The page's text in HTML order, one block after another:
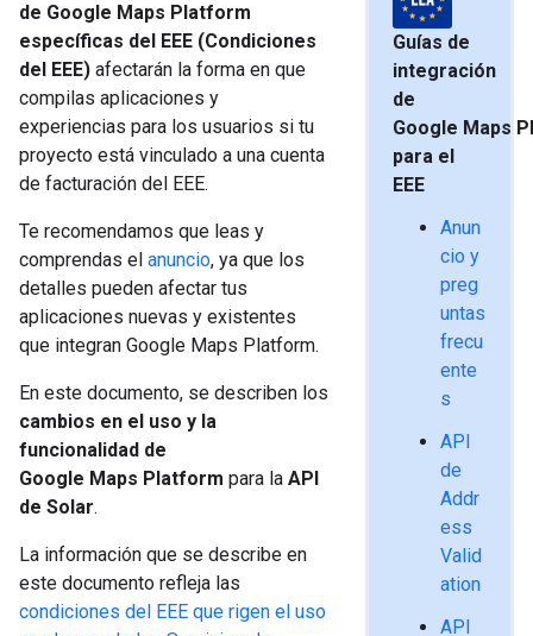
Guías de
integración
de
Google Maps
para el
EEE
Anun
cio y
preg
untas
frecu
ente
s
API
de
Addr
ess
Valid
ation
API
de Google Maps Platform
específicas del EEE (Condiciones
del EEE) afectarán la forma en que
compilas aplicaciones y
experiencias para los usuarios si tu
proyecto está vinculado a una cuenta
de facturación del EEE.
Te recomendamos que leas y
comprendas el anuncio, ya que los
detalles pueden afectar tus
aplicaciones nuevas y existentes
que integran Google Maps Platform.
En este documento, se describen los
cambios en el uso y la
funcionalidad de
Google Maps Platform para la API
de Solar.
La información que se describe en
este documento refleja las
condiciones del EEE que rigen el uso